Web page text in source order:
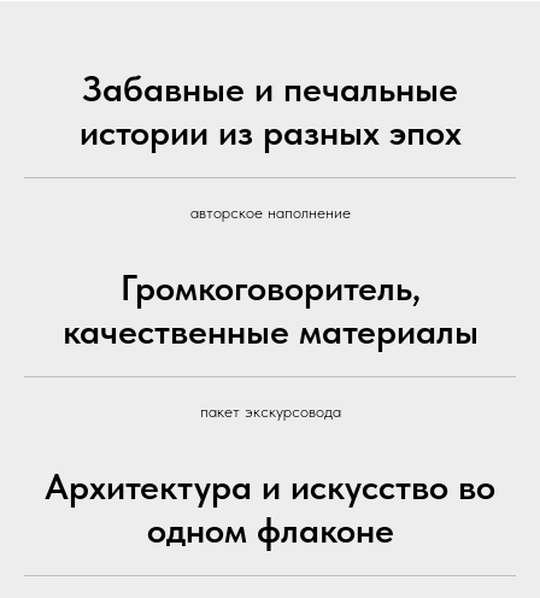
Забавные и печальные
истории из разных эпох
авторское наполнение
Громкоговоритель,
качественные материалы
пакет экскурсовода
Архитектура и искусство во
одном флаконе